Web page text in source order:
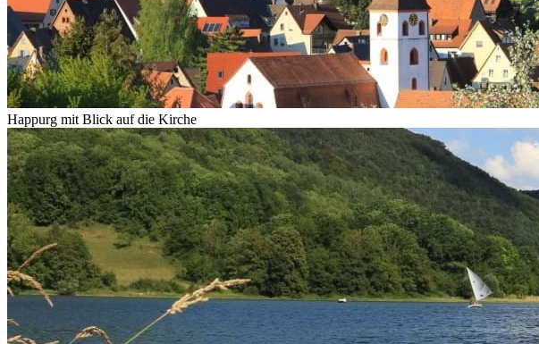
Happurg mit Blick auf die Kirche